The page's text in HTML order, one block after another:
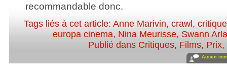
recommandable donc.
Tags liés à cet article:Anne Marivin,crawl ,critique
europa cinema, Nina Meurisse, Swann
Publié dans Critiques, Films, Prix,
Aucun